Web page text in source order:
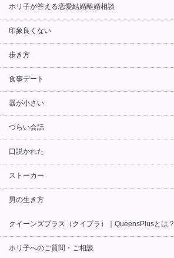
ホリ子が答える恋愛結婚離婚相談
印象良くない
歩き方
食事デート
器が小さい
つらい会話
口説かれた
ストーカー
男の生き方
クイーンズプラス（クイプラ）｜QueensPlusとは？
ホリ子へのご質問・ご相談